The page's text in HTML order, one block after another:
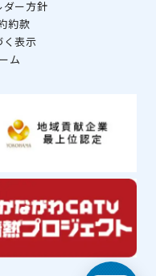
ダー方針
約款
表示
ム